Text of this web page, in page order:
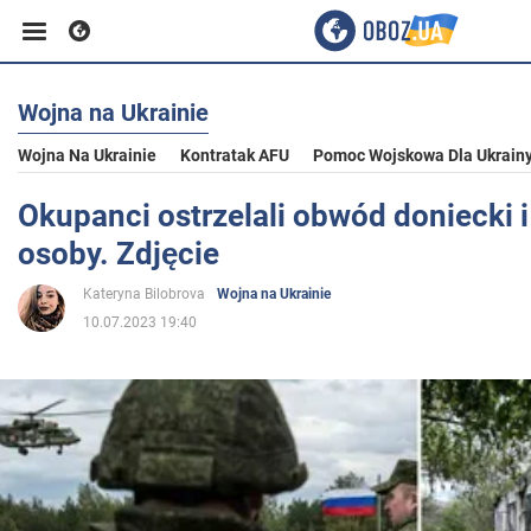
Biznes
Sport
Rozrywka
Polityka
Społeczeństwo
Wojna na Ukrainie
Wojna Na Ukrainie Kontratak AFU Pomoc Wojskowa Dla
Okupanci ostrzelali obwód doniecki
osoby. Zdjęcie
Kateryna Bilobrova
Wojna na Ukrainie
10.07.2023 19:40